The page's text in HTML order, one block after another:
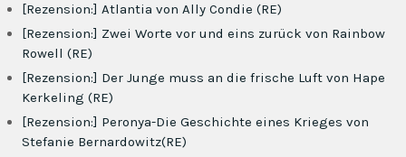
[Rezension:] Atlantia von Ally Condie (RE)
[Rezension:] Zwei Worte vor und eins zurück von Rainbow
Rowell (RE)
[Rezension:] Der Junge muss an die frische Luft von Hape
Kerkeling (RE)
[Rezension:] Peronya-Die Geschichte eines Krieges von
Stefanie Bernardowitz(RE)